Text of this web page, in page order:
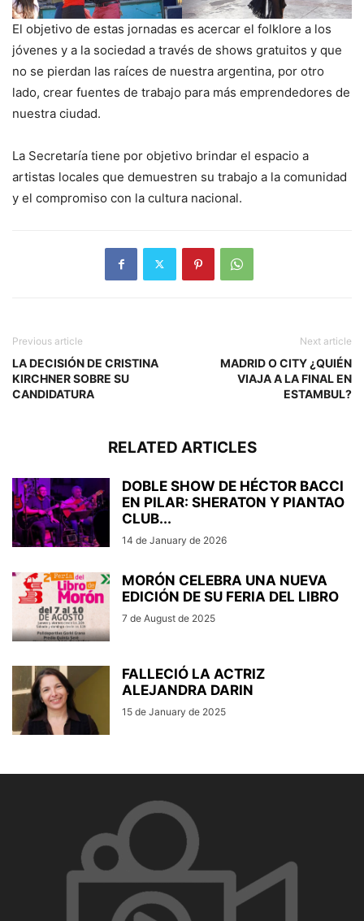
El objetivo de estas jornadas es acercar el folklore a los
jóvenes y a la sociedad a través de shows gratuitos y que
no se pierdan las raíces de nuestra argentina, por otro
lado, crear fuentes de trabajo para más emprendedores de
nuestra ciudad.
La Secretaría tiene por objetivo brindar el espacio a
artistas locales que demuestren su trabajo a la comunidad
y el compromiso con la cultura nacional.
Previous article
LA DECISIÓN DE CRISTINA
KIRCHNER SOBRE SU
CANDIDATURA
Next article
MADRID O CITY ¿QUIÉN
VIAJA A LA FINAL EN
ESTAMBUL?
RELATED ARTICLES
DOBLE SHOW DE HÉCTOR BACCI
EN PILAR: SHERATON Y PIANTAO
CLUB...
14 de January de 2026
MORÓN CELEBRA UNA NUEVA
EDICIÓN DE SU FERIA DEL LIBRO
7 de August de 2025
FALLECIÓ LA ACTRIZ
ALEJANDRA DARIN
15 de January de 2025